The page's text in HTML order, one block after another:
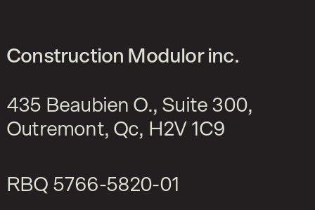
Construction Modulor inc.
435 Beaubien O., Suite 300,
Outremont, Qc, H2V 1C9
RBQ 5766-5820-01